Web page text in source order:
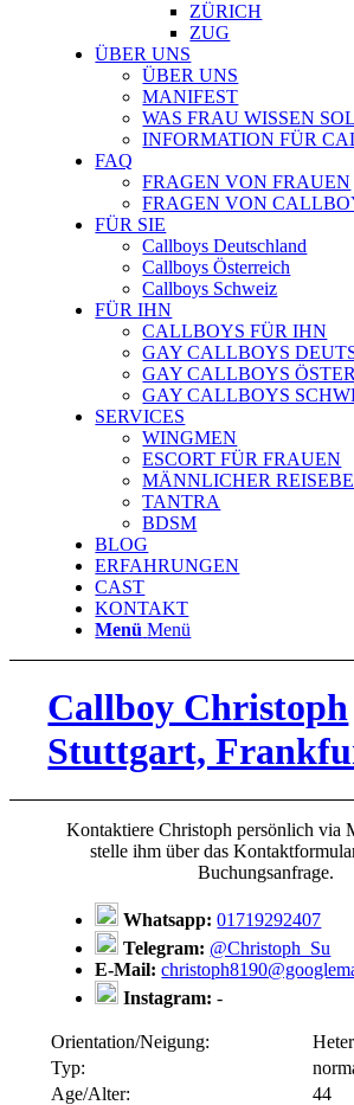
ZÜRICH
ZUG
ÜBER UNS
ÜBER UNS
MANIFEST
WAS FRAU WISSEN
INFORMATION FÜR
FAQ
FRAGEN VON FRAUEN
FRAGEN VON
FÜR SIE
Callboys Deutschland
Callboys Österreich
Callboys Schweiz
FÜR IHN
CALLBOYS FÜR IHN
GAY CALLBOYS
GAY CALLBOYS
GAY CALLBOYS
SERVICES
WINGMEN
ESCORT FÜR FRAUEN
MÄNNLICHER
TANTRA
BDSM
BLOG
ERFAHRUNGEN
CAST
KONTAKT
Menü Menü
Callboy Christoph
Stuttgart,
Kontaktiere Christoph persönlich via
stelle ihm über das
Buchungsanfrage.
Whatsapp: 01719292407
Telegram: @Christoph_Su
E-Mail:
Instagram: -
Orientation/Neigung:
Typ:
Age/Alter:
44